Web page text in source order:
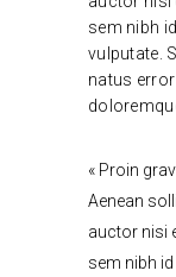
sem nibh
vulputate.
natus
« Proin
Aenean
auctor nisi
sem nibh